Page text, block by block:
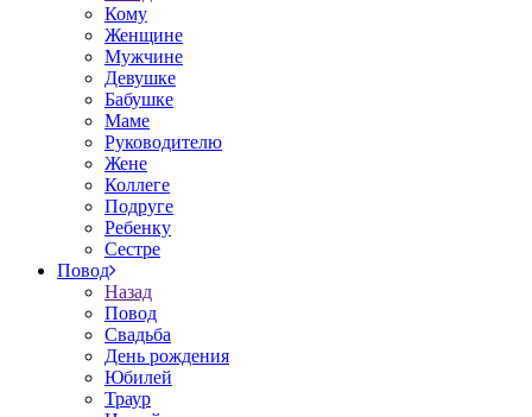
Кому
Женщине
Мужчине
Девушке
Бабушке
Маме
Руководителю
Жене
Коллеге
Подруге
Ребенку
Сестре
Повод
Назад
Повод
Свадьба
День рождения
Юбилей
Траур